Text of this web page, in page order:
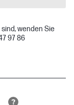
wenden Sie
97 86